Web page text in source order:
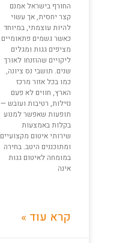
החורף בישראל אמנם
קצר יחסית, אך עשוי
להיות עוצמתי, במיוחד
כאשר גשמים פתאומיים
מציפים גגות ומגלים
ליקויים שהוזנחו לאורך
שנים. תושבי נס ציונה,
כמו בכל אזור מרכז
הארץ, חווים לא פעם
נזילות, רטיבות ועובש —
תופעות שאפשר למנוע
בקלות באמצעות
שירותי איטום מקצועיים
ומתוכננים היטב. בחירה
במומחה לאיטום גגות
אינה
קרא עוד »